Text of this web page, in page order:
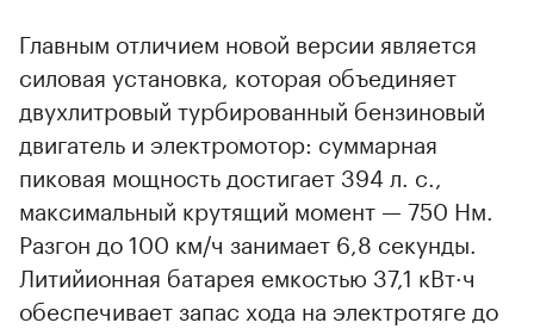
Главным отличием новой версии является
силовая установка, которая объединяет
двухлитровый турбированный бензиновый
двигатель и электромотор: суммарная
пиковая мощность достигает 394 л. с.,
максимальный крутящий момент — 750 Нм.
Разгон до 100 км/ч занимает 6,8 секунды.
Литийионная батарея емкостью 37,1 кВт·ч
обеспечивает запас хода на электротяге до